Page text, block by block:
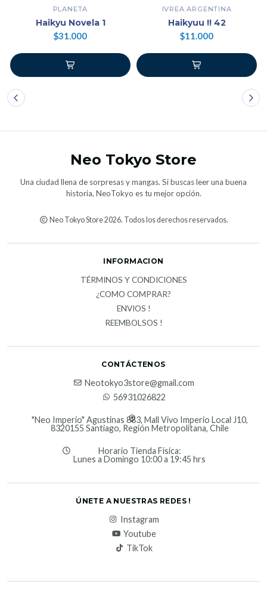
PLANETA
Haikyu Novela 1
$31.000
IVREA ARGENTINA
Haikyuu !! 42
$11.000
Neo Tokyo Store
Una ciudad llena de sorpresas y mangas. Si buscas leer una buena
historia, NeoTokyo es tu mejor opción.
Neo Tokyo Store 2026. Todos los derechos reservados.
INFORMACION
TÉRMINOS Y CONDICIONES
¿COMO COMPRAR?
ENVIOS !
REEMBOLSOS !
CONTÁCTENOS
Neotokyo3store@gmail.com
56931026822
"Neo Imperio" Agustinas 883, Mall Vivo Imperio Local J10,
8320155 Santiago, Región Metropolitana, Chile
Horario Tienda Física:
Lunes a Domingo 10:00 a 19:45 hrs
ÚNETE A NUESTRAS REDES !
Instagram
Youtube
TikTok